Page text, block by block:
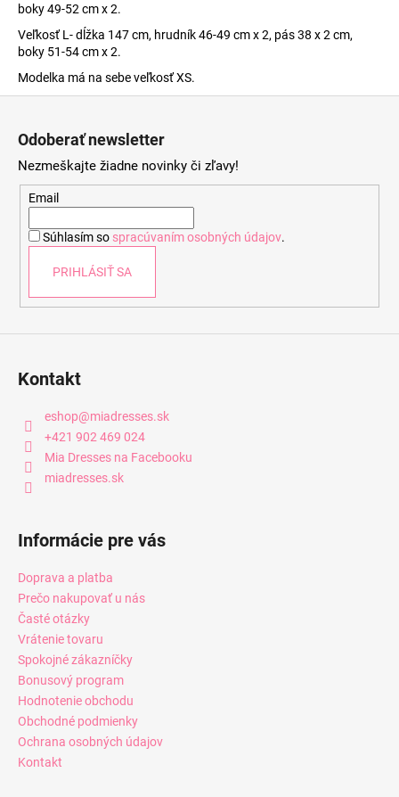
boky 49-52 cm x 2.
Veľkosť L- dĺžka 147 cm, hrudník 46-49 cm x 2, pás 38 x 2 cm,
boky 51-54 cm x 2.
Modelka má na sebe veľkosť XS.
Odoberať newsletter
Nezmeškajte žiadne novinky či zľavy!
Email
Súhlasím so spracúvaním osobných údajov.
PRIHLÁSIŤ SA
Kontakt
eshop@miadresses.sk
+421 902 469 024
Mia Dresses na Facebooku
miadresses.sk
Informácie pre vás
Doprava a platba
Prečo nakupovať u nás
Časté otázky
Vrátenie tovaru
Spokojné zákazníčky
Bonusový program
Hodnotenie obchodu
Obchodné podmienky
Ochrana osobných údajov
Kontakt